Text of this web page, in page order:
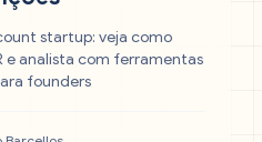
startup: veja como
e analista com ferramentas
founders